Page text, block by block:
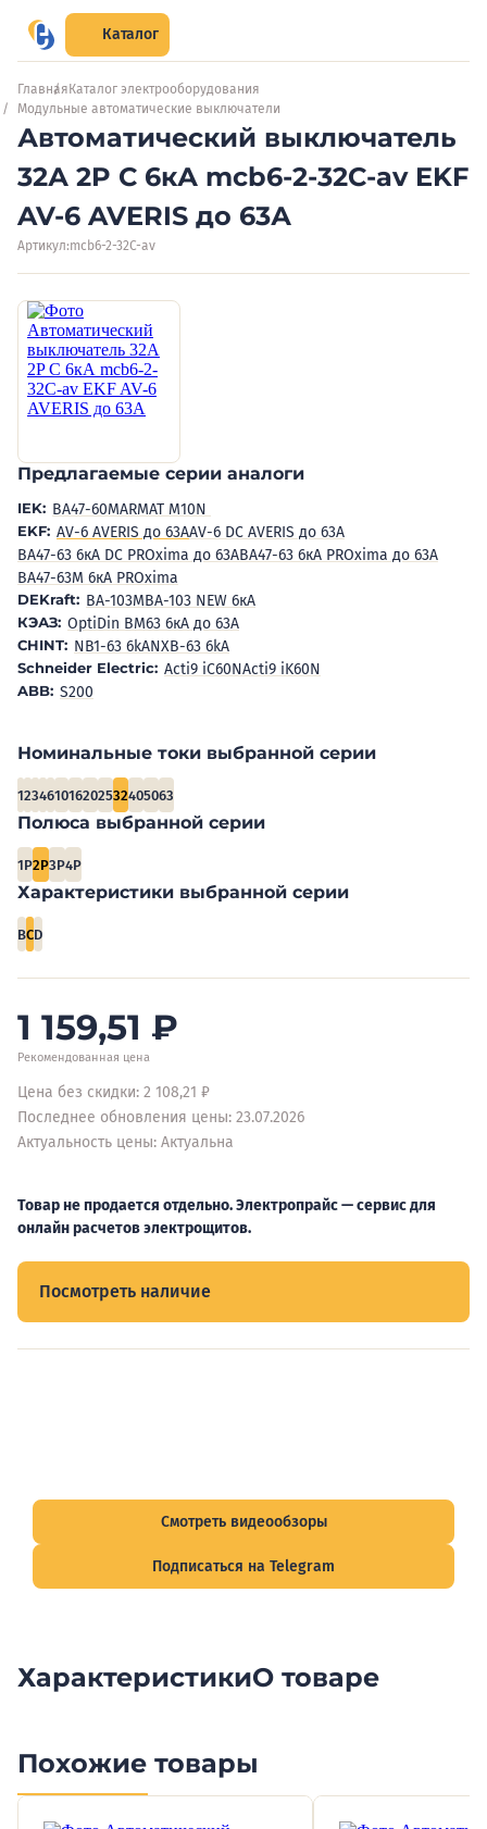
Каталог
Главная Каталог электрооборудования
Модульные автоматические выключатели
Автоматический выключатель
32А 2P C 6кА mcb6-2-32C-av EKF
AV-6 AVERIS до 63А
Артикул:mcb6-2-32C-av
Предлагаемые серии аналоги
IEK: BA47-60MARMAT M10N
EKF: AV-6 AVERIS до 63АAV-6 DC AVERIS до 63А
ВА47-63 6кА DC PROxima до 63АВА47-63 6кА PROxima до 63А
ВА47-63М 6кА PROxima
DEKraft: ВА-103MВА-103 NEW 6кА
КЭАЗ: OptiDin BM63 6кА до 63А
CHINT: NB1-63 6kANXB-63 6kA
Schneider Electric: Acti9 iC60NActi9 iK60N
ABB: S200
Номинальные токи выбранной серии
123461016202532405063
Полюса выбранной серии
1P2P3P4P
Характеристики выбранной серии
BCD
1 159,51 ₽
Рекомендованная цена
Цена без скидки: 2 108,21 ₽
Последнее обновления цены: 23.07.2026
Актуальность цены: Актуальна
Товар не продается отдельно. Электропрайс — сервис для
онлайн расчетов электрощитов.
Посмотреть наличие
Смотреть видеообзоры
Подписаться на Telegram
ХарактеристикиО товаре
Похожие товары